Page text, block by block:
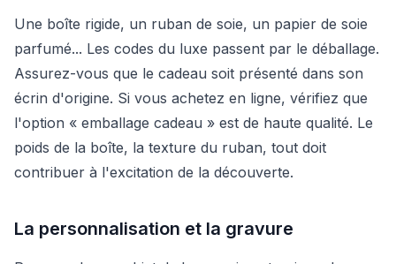
Une boîte rigide, un ruban de soie, un papier de soie
parfumé... Les codes du luxe passent par le déballage.
Assurez-vous que le cadeau soit présenté dans son
écrin d'origine. Si vous achetez en ligne, vérifiez que
l'option « emballage cadeau » est de haute qualité. Le
poids de la boîte, la texture du ruban, tout doit
contribuer à l'excitation de la découverte.
La personnalisation et la gravure